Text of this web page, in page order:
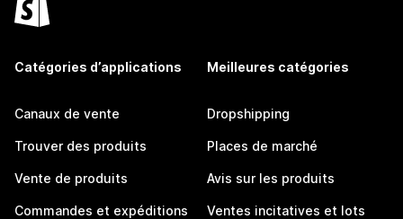
Catégories d’applications
Canaux de vente
Trouver des produits
Vente de produits
Commandes et expéditions
Meilleures catégories
Dropshipping
Places de marché
Avis sur les produits
Ventes incitatives et lots